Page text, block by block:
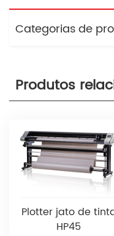
Categorias de
Produtos
Plotter jato de
HP45